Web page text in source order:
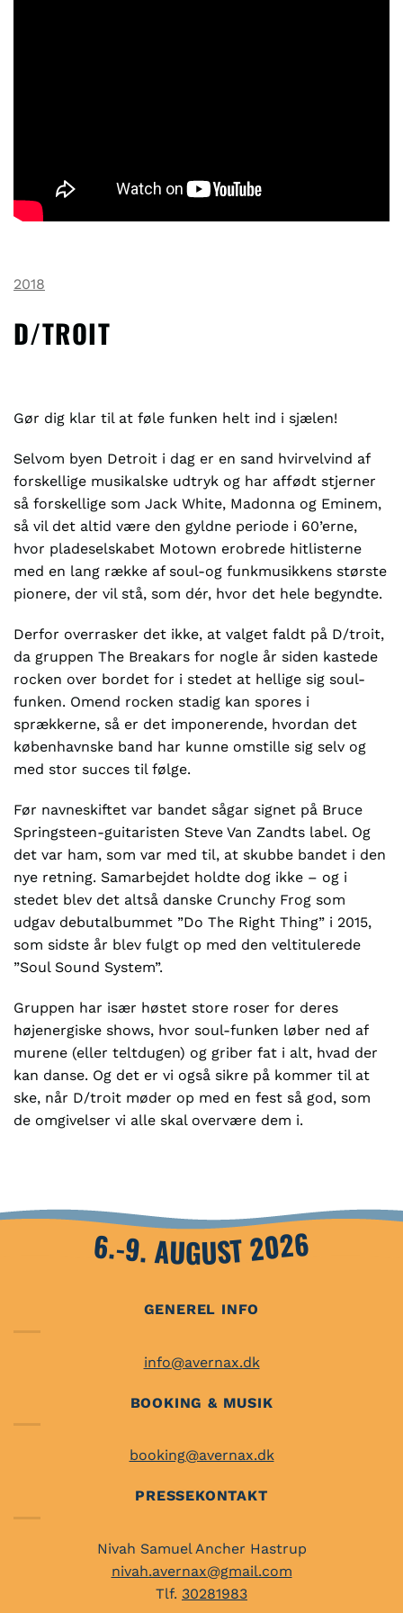
2018
D/TROIT
Gør dig klar til at føle funken helt ind i sjælen!
Selvom byen Detroit i dag er en sand hvirvelvind af
forskellige musikalske udtryk og har affødt stjerner
så forskellige som Jack White, Madonna og Eminem,
så vil det altid være den gyldne periode i 60’erne,
hvor pladeselskabet Motown erobrede hitlisterne
med en lang række af soul-og funkmusikkens største
pionere, der vil stå, som dér, hvor det hele begyndte.
Derfor overrasker det ikke, at valget faldt på D/troit,
da gruppen The Breakars for nogle år siden kastede
rocken over bordet for i stedet at hellige sig soul-
funken. Omend rocken stadig kan spores i
sprækkerne, så er det imponerende, hvordan det
københavnske band har kunne omstille sig selv og
med stor succes til følge.
Før navneskiftet var bandet sågar signet på Bruce
Springsteen-guitaristen Steve Van Zandts label. Og
det var ham, som var med til, at skubbe bandet i den
nye retning. Samarbejdet holdte dog ikke – og i
stedet blev det altså danske Crunchy Frog som
udgav debutalbummet ”Do The Right Thing” i 2015,
som sidste år blev fulgt op med den veltitulerede
”Soul Sound System”.
Gruppen har især høstet store roser for deres
højenergiske shows, hvor soul-funken løber ned af
murene (eller teltdugen) og griber fat i alt, hvad der
kan danse. Og det er vi også sikre på kommer til at
ske, når D/troit møder op med en fest så god, som
de omgivelser vi alle skal overvære dem i.
6.-9. AUGUST 2026
GENEREL INFO
info@avernax.dk
BOOKING & MUSIK
booking@avernax.dk
PRESSEKONTAKT
Nivah Samuel Ancher Hastrup
nivah.avernax@gmail.com
Tlf. 30281983